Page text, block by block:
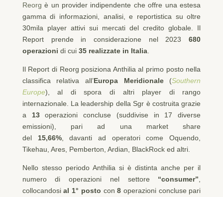
Reorg è un provider indipendente che offre una estesa
gamma di informazioni, analisi, e reportistica su oltre
30mila player attivi sui mercati del credito globale. Il
Report prende in considerazione nel 2023680
operazioni di cui 35 realizzate in Italia.
Il Report di Reorg posiziona Anthilia al primo posto nella
classifica relativa all’Europa Meridionale (Southern
Europe), al di spora di altri player di rango
internazionale. La leadership della Sgr è costruita grazie
a 13operazioni concluse (suddivise in 17 diverse
emissioni), pari ad una market share
del 15,66%,
davanti ad operatori come Oquendo,
Tikehau, Ares, Pemberton, Ardian, BlackRock ed altri.
Nello stesso periodo Anthilia si è distinta anche per il
numero di operazioni nel settore “consumer”
collocandosial 1° posto con8 operazioni concluse pari